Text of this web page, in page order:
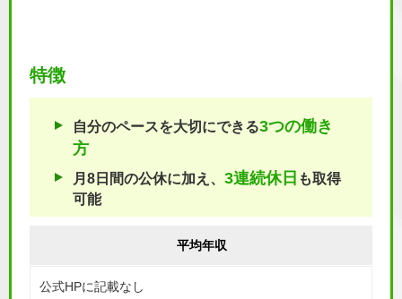
特徴
自分のペースを大切にできる3つの働き
方
月8日間の公休に加え、 3連続休日 も取得
可能
平均年収
公式HPに記載なし